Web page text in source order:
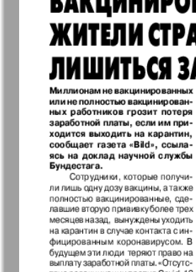
Афиша Augsburg
Ваша газета
Вечное
сокровище
Германия плюс
Домашний
кулинар